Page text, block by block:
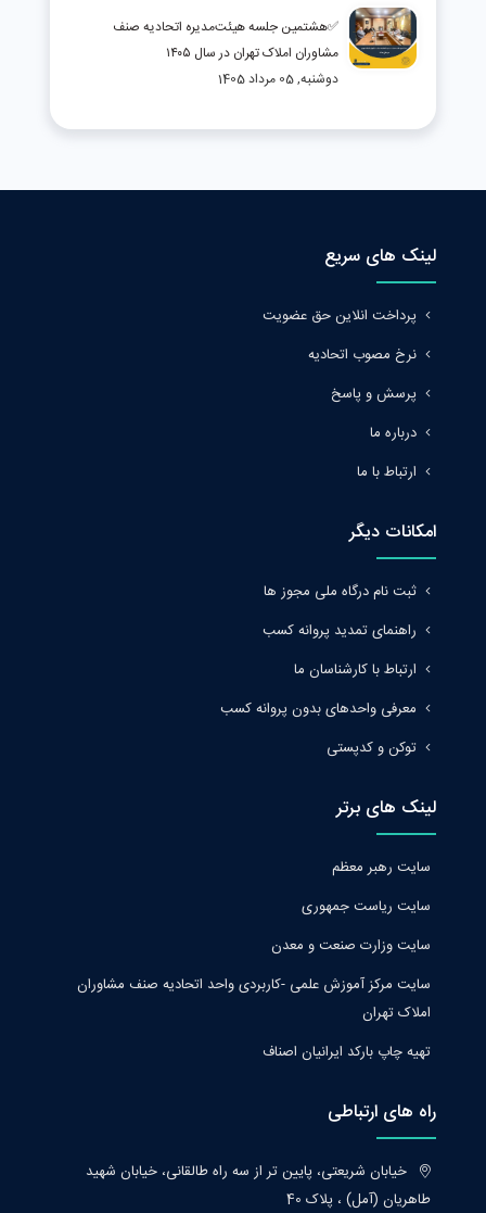
✅هشتمین جلسه هیئت‌مدیره اتحادیه صنف
مشاوران املاک تهران در سال ۱۴۰۵
دوشنبه, 05 مرداد 1405
لینک های سریع
پرداخت انلاین حق عضویت
نرخ مصوب اتحادیه
پرسش و پاسخ
درباره ما
ارتباط با ما
امکانات دیگر
ثبت نام درگاه ملی مجوز ها
راهنمای تمدید پروانه کسب
ارتباط با کارشناسان ما
معرفی واحدهای بدون پروانه کسب
توکن و کدپستی
لینک های برتر
سایت رهبر معظم
سایت ریاست جمهوری
سایت وزارت صنعت و معدن
سایت مرکز آموزش علمی -کاربردی واحد اتحادیه صنف مشاوران
املاک تهران
تهیه چاپ بارکد ایرانیان اصناف
راه های ارتباطی
خیابان شریعتی، پایین تر از سه راه طالقانی، خیابان شهید
طاهریان (آمل) ، پلاک 40